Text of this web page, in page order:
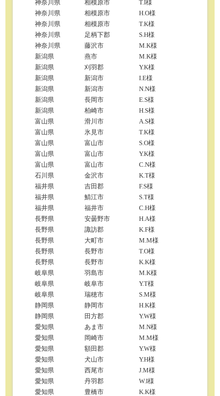
神奈川県
相模原市
T.I様
神奈川県
相模原市
H.O様
神奈川県
相模原市
T.K様
神奈川県
足柄下郡
S.H様
神奈川県
藤沢市
M.K様
新潟県
燕市
M.K様
新潟県
刈羽郡
Y.K様
新潟県
新潟市
I.E様
新潟県
新潟市
N.N様
新潟県
長岡市
E.S様
新潟県
柏崎市
H.S様
富山県
滑川市
A.S様
富山県
氷見市
T.K様
富山県
富山市
S.O様
富山県
富山市
Y.K様
富山県
富山市
C.N様
石川県
金沢市
K.T様
福井県
吉田郡
F.S様
福井県
鯖江市
S.T様
福井県
福井市
C.H様
長野県
安曇野市
H.A様
長野県
諏訪郡
K.F様
長野県
大町市
M.M様
長野県
長野市
T.O様
長野県
長野市
K.K様
岐阜県
羽島市
M.K様
岐阜県
岐阜市
Y.T様
岐阜県
瑞穂市
S.M様
静岡県
静岡市
H.K様
静岡県
田方郡
Y.W様
愛知県
あま市
M.N様
愛知県
岡崎市
M.M様
愛知県
額田郡
Y.W様
愛知県
犬山市
Y.H様
愛知県
西尾市
J.M様
愛知県
丹羽郡
W.I様
愛知県
豊橋市
K.K様